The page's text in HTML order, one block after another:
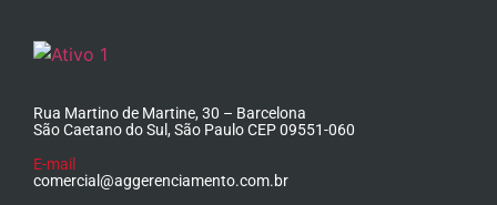
Rua Martino de Martine, 30 – Barcelona
São Caetano do Sul, São Paulo CEP 09551-060
E-mail
comercial@aggerenciamento.com.br